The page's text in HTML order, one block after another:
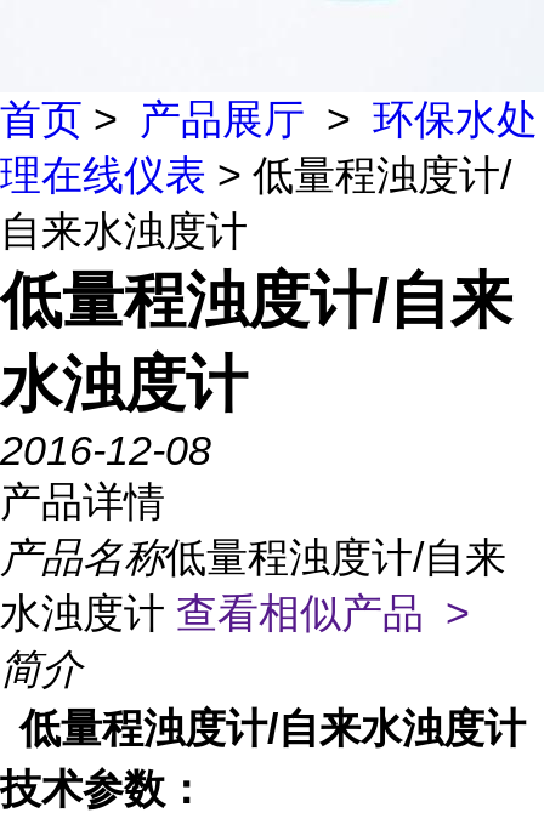
首页 > 产品展厅 > 环保水处
理在线仪表 > 低量程浊度计/
自来水浊度计
低量程浊度计/自来
水浊度计
2016-12-08
产品详情
产品名称低量程浊度计/自来
水浊度计 查看相似产品 >
简介
低量程浊度计/自来水浊度计
技术参数：